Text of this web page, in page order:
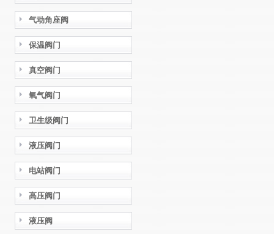
气动角座阀
保温阀门
真空阀门
氧气阀门
卫生级阀门
液压阀门
电站阀门
高压阀门
液压阀